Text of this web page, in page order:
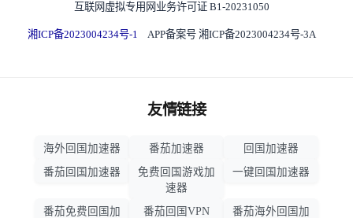
互联网虚拟专用网业务许可证 B1-20231050
湘ICP备2023004234号-1 APP备案号 湘ICP备2023004234号-3A
友情链接
海外回国加速器 番茄加速器
回国加速器
番茄回国加速器
免费回国游戏加
速器
一键回国加速器
番茄免费回国加 番茄回国VPN 番茄海外回国加